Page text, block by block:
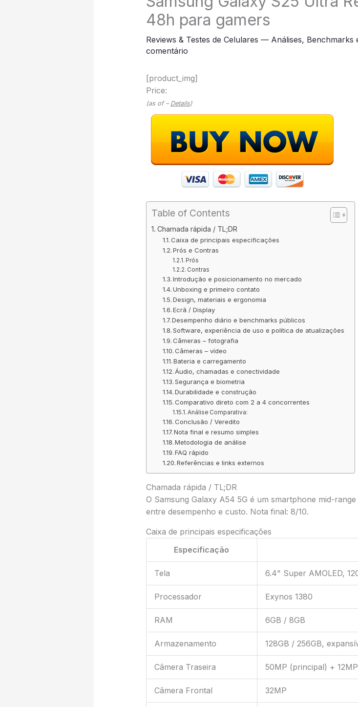
48h para gamers
Reviews & Testes de Celulares — Análises, Benchmarks
comentário
[product_img]
Price:
(as of – Details)
Table of Contents
Chamada rápida / TL;DR
Caixa de principais especificações
Prós e Contras
Prós
Contras
Introdução e posicionamento no mercado
Unboxing e primeiro contato
Design, materiais e ergonomia
Ecrã / Display
Desempenho diário e benchmarks públicos
Software, experiência de uso e política de atualizações
Câmeras – fotografia
Câmeras – vídeo
Bateria e carregamento
Áudio, chamadas e conectividade
Segurança e biometria
Durabilidade e construção
Comparativo direto com 2 a 4 concorrentes
Análise Comparativa:
Conclusão / Veredito
Nota final e resumo simples
Metodologia de análise
FAQ rápido
Referências e links externos
Chamada rápida / TL;DR
O Samsung Galaxy A54 5G é um smartphone mid-
entre desempenho e custo. Nota final: 8/10.
Caixa de principais especificações
Especificação
Tela 6.4" Super AMOLED,
Processador Exynos 1380
RAM 6GB / 8GB
Armazenamento 128GB / 256GB,
Câmera Traseira 50MP (principal) +
Câmera Frontal 32MP